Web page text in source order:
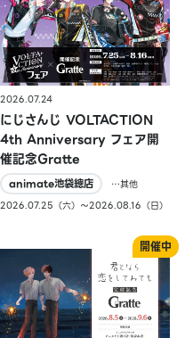
2026.07.24
にじさんじ VOLTACTION
4th Anniversary フェア開
催記念Gratte
animate池袋總店
…其他
2026.07.25（六）〜2026.08.16（日）